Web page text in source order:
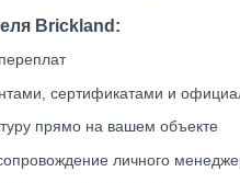
Brickland:
сертификатами и
прямо на вашем объекте
личного